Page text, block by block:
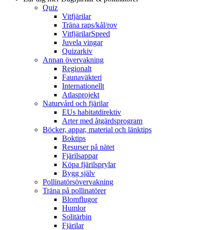
Quiz
Vitfjärilar
Träna raps/kål/rov
VitfjärilarSpeed
Juvela vingar
Quizarkiv
Annan övervakning
Regionalt
Faunaväkteri
Internationellt
Atlasprojekt
Naturvård och fjärilar
EUs habitatdirektiv
Arter med åtgärdsprogram
Böcker, appar, material och länktips
Boktips
Resurser på nätet
Fjärilsappar
Köpa fjärilsprylar
Bygg själv
Pollinatörsövervakning
Träna på pollinatörer
Blomflugor
Humlor
Solitärbin
Fjärilar